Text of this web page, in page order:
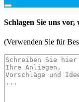
Schlagen Sie uns
(Verwenden Sie für